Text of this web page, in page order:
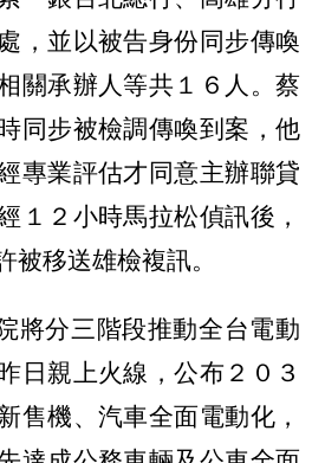
，並以被告身份同步傳喚
關承辦人等共１６人。蔡
同步被檢調傳喚到案，他
專業評估才同意主辦聯貸
１２小時馬拉松偵訊後，
被移送雄檢複訊。
將分三階段推動全台電動
日親上火線，公布２０３
售機、汽車全面電動化，